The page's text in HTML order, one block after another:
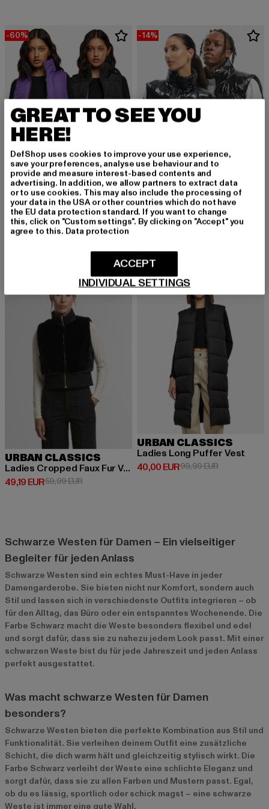
-60%
URBAN CLASSICS
Ladies Reversible Cropped Puffer Vest
28,00 EUR
Derzeitiger Preis: 28,00 EUR
69,99 EURAktionspreis: 69,99 EUR
-14%
DEF
Shiny Puffer
60,19 EUR
Derzeitiger Preis: 60,19 EUR
69,99 EURAktionspreis:
URBAN CLASSICS
Ladies Cropped Faux Fur Vest
49,19 EUR
Derzeitiger Preis: 49,19 EUR
59,99 EURAktionspreis: 59,99 EUR
-60%
URBAN CLASSICS
Ladies Long Puffer Vest
40,00 EUR
Derzeitiger Preis: 40,00 EUR
99,99 EURAktionspreis:
Schwarze Westen für Damen – Ein vielseitiger
Begleiter für jeden Anlass
Schwarze Westen sind ein echtes Must-Have in jeder
Damengarderobe. Sie bieten nicht nur Komfort, sondern auch
Stil und lassen sich in verschiedenste Outfits integrieren – ob
für den Alltag, das Büro oder ein entspanntes Wochenende. Die
Farbe Schwarz macht die Weste besonders flexibel und edel
und sorgt dafür, dass sie zu nahezu jedem Look passt. Mit einer
schwarzen Weste bist du für jede Jahreszeit und jeden Anlass
perfekt ausgestattet.
Was macht schwarze Westen für Damen
besonders?
Schwarze Westen bieten die perfekte Kombination aus Stil und
Funktionalität. Sie verleihen deinem Outfit eine zusätzliche
Schicht, die dich warm hält und gleichzeitig stylisch wirkt. Die
Farbe Schwarz verleiht der Weste eine schlichte Eleganz und
sorgt dafür, dass sie zu allen Farben und Mustern passt. Egal,
ob du es lässig, sportlich oder schick magst – eine schwarze
Weste ist immer eine gute Wahl.
GREAT TO SEE YOU
HERE!
DefShop uses cookies to improve your use experience,
save your preferences, analyse use behaviour and to
provide and measure interest-based contents and
advertising. In addition, we allow partners to extract data
or to use cookies. This may also include the processing of
your data in the USA or other countries which do not have
the EU data protection standard. If you want to change
this, click on "Custom settings". By clicking on "Accept" you
agree to this. Data protection
INDIVIDUAL SETTINGS
ACCEPT